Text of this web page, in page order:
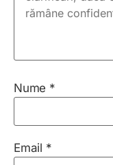
Nume *
Email *